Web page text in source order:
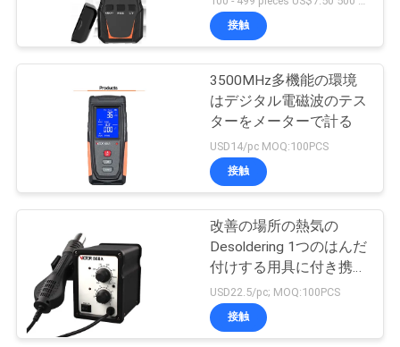
理
に
な
タイプ ディジタル
マルティメーター
をメンバーからは
ずしなさい
11
多機能プロセスキ
ャリブレータ
16
接触
3500MHz多機能の環境
はデジタル電磁波のテス
ターをメーターで計る
USD14/pc MOQ:100PCS
接触
改善の場所の熱気の
Desoldering 1つのはんだ
付けする用具に付き携帯
用SMD 2つ
USD22.5/pc; MOQ:100PCS
接触